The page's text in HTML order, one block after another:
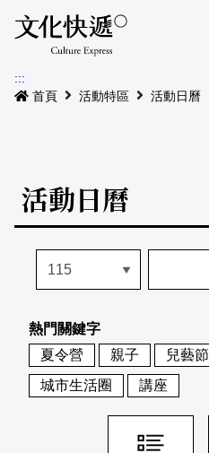
最新公告
本期專題
歷史專題
活動特區
活動列表
地圖搜尋
關於我們
關於我們
刊物索取地點
會員基本資料
刊登活動
網站導覽
日本語
:::
首頁
活動特區 活動日曆
活動日曆
熱門關鍵字
夏令營
親子 兒藝節
城市生活圈
講座